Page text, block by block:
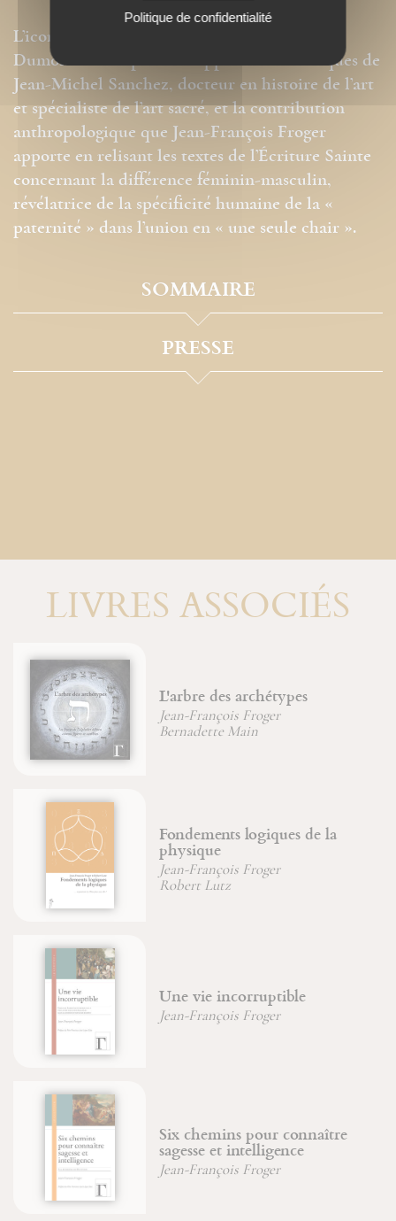
L’iconographie exceptionnelle de Jean-Paul
Dumontier complète les approches historiques de
Jean-Michel Sanchez, docteur en histoire de l’art
et spécialiste de l’art sacré, et la contribution
anthropologique que Jean-François Froger
apporte en relisant les textes de l’Écriture Sainte
concernant la différence féminin-masculin,
révélatrice de la spécificité humaine de la «
paternité » dans l’union en « une seule chair ».
SOMMAIRE
PRESSE
LIVRES ASSOCIÉS
L'arbre des archétypes
Jean-François Froger
Bernadette Main
Fondements logiques de la
physique
Jean-François Froger
Robert Lutz
Une vie incorruptible
Jean-François Froger
Six chemins pour connaître
sagesse et intelligence
Jean-François Froger
Politique de confidentialité